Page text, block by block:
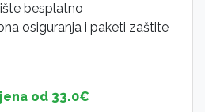
besplatno
osiguranja i paketi zaštite
od 33.0€